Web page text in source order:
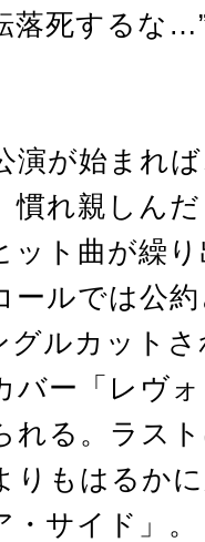
落死するな
演が始まれ
慣れ親しん
ット曲が繰
ールでは公
グルカット
バー「レヴ
れる。ラス
りもはるか
・サイド」